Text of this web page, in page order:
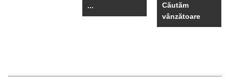
...
Căutăm
vânzătoare